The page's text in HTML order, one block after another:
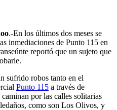
.-En los últimos dos meses se
inmediaciones de Punto 115 en
reportó que un sujeto que
sufrido robos tanto en el
Punto 115 a través de
por las calles solitarias
como son Los Olivos, y